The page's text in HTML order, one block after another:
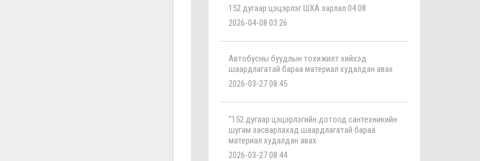
152 дугаар цэцэрлэг ШХА зарлал 04.08
2026-04-08 03:26
Автобусны буудлын тохижилт хийхэд
шаардлагатай бараа материал худалдан авах
2026-03-27 08:45
“152 дугаар цэцэрлэгийн дотоод сантехникийн
шугам засварлахад шаардлагатай бараа
материал худалдан авах
2026-03-27 08:44